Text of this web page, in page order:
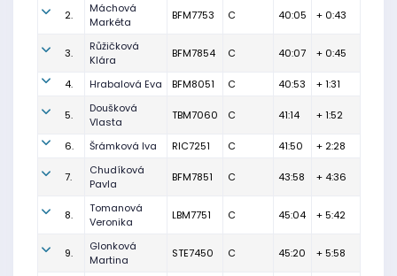
2.
Máchová
Markéta
BFM7753 C 40:05 + 0:43
3.
Růžičková
Klára
BFM7854 C 40:07 + 0:45
4. Hrabalová Eva BFM8051 C 40:53 + 1:31
5.
Doušková
Vlasta
TBM7060 C 41:14 + 1:52
6. Šrámková Iva RIC7251 C 41:50 + 2:28
7.
Chudíková
Pavla
BFM7851 C 43:58 + 4:36
8.
Tomanová
Veronika
LBM7751 C 45:04 + 5:42
9.
Glonková
Martina
STE7450 C 45:20 + 5:58